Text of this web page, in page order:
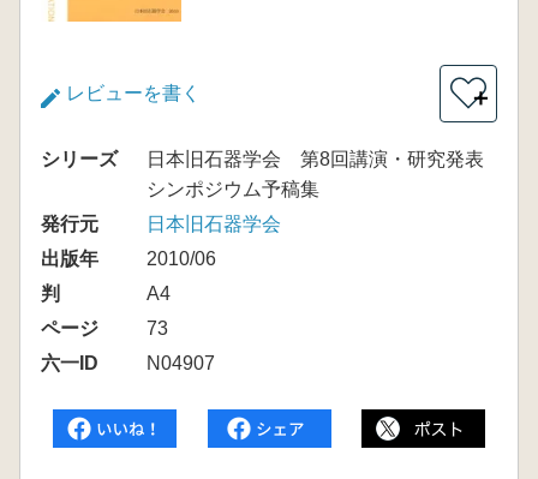
レビューを書く ＋
シリーズ
日本旧石器学会 第8回講演・研究発表
シンポジウム予稿集
発行元
日本旧石器学会
出版年
2010/06
判
A4
ページ
73
六一ID
N04907